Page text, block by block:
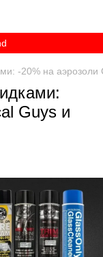
-20% на
Guys и